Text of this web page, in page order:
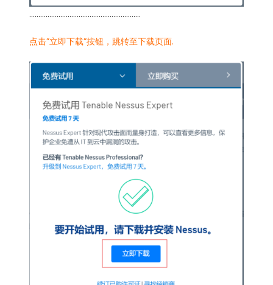
…………………………………………………….
点击”立即下载”按钮，跳转至下载页面.